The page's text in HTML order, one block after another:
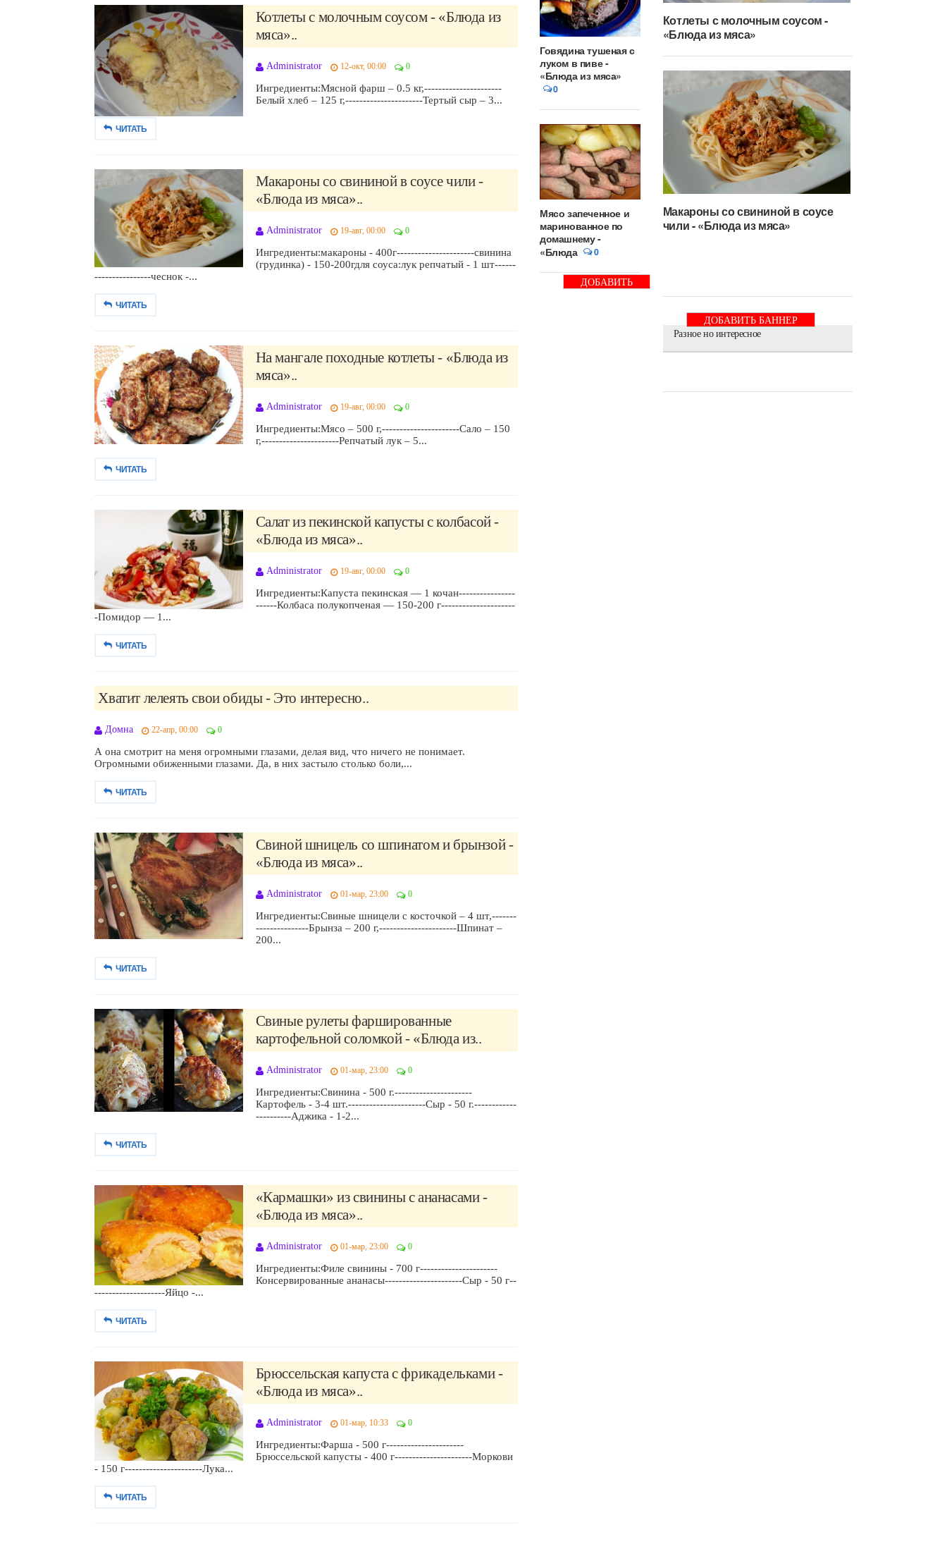
Котлеты с молочным соусом - «Блюда из
мяса»..
Administrator 12-окт, 00:00 0
Ингредиенты:Мясной фарш – 0.5 кг,----------------------
Белый хлеб – 125 г,----------------------Тертый сыр – 3...
ЧИТАТЬ
Макароны со свининой в соусе чили -
«Блюда из мяса»..
Administrator 19-авг, 00:00 0
Ингредиенты:макароны - 400г----------------------свинина
(грудинка) - 150-200гдля соуса:лук репчатый - 1 шт------
----------------чеснок -...
ЧИТАТЬ
На мангале походные котлеты - «Блюда из
мяса»..
Administrator 19-авг, 00:00 0
Ингредиенты:Мясо – 500 г,----------------------Сало – 150
г,----------------------Репчатый лук – 5...
ЧИТАТЬ
Салат из пекинской капусты с колбасой -
«Блюда из мяса»..
Administrator 19-авг, 00:00 0
Ингредиенты:Капуста пекинская — 1 кочан----------------
------Колбаса полукопченая — 150-200 г---------------------
-Помидор — 1...
ЧИТАТЬ
Хватит лелеять свои обиды - Это интересно..
Домна 22-апр, 00:00 0
А она смотрит на меня огромными глазами, делая вид, что ничего не понимает.
Огромными обиженными глазами. Да, в них застыло столько боли,...
ЧИТАТЬ
Свиной шницель со шпинатом и брынзой -
«Блюда из мяса»..
Administrator 01-мар, 23:00 0
Ингредиенты:Свиные шницели с косточкой – 4 шт,-------
---------------Брынза – 200 г,----------------------Шпинат –
200...
ЧИТАТЬ
Свиные рулеты фаршированные
картофельной соломкой - «Блюда из..
Administrator 01-мар, 23:00 0
Ингредиенты:Свинина - 500 г.----------------------
Картофель - 3-4 шт.----------------------Сыр - 50 г.------------
----------Аджика - 1-2...
ЧИТАТЬ
«Кармашки» из свинины с ананасами -
«Блюда из мяса»..
Administrator 01-мар, 23:00 0
Ингредиенты:Филе свинины - 700 г----------------------
Консервированные ананасы----------------------Сыр - 50 г--
--------------------Яйцо -...
ЧИТАТЬ
Брюссельская капуста с фрикадельками -
«Блюда из мяса»..
Administrator 01-мар, 10:33 0
Ингредиенты:Фарша - 500 г----------------------
Брюссельской капусты - 400 г----------------------Моркови
- 150 г----------------------Лука...
ЧИТАТЬ
Говядина тушеная с
луком в пиве -
«Блюда из мяса»
0
Мясо запеченное и
маринованное по
домашнему -
«Блюда
0
ДОБАВИТЬ
Котлеты с молочным соусом -
«Блюда из мяса»
Макароны со свининой в соусе
чили - «Блюда из мяса»
ДОБАВИТЬ БАННЕР
Разное но интересное